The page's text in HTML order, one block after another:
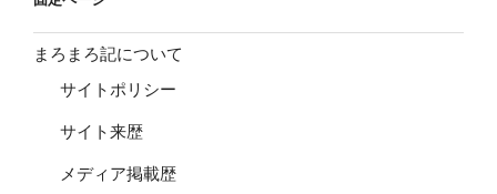
まろまろ記について
サイトポリシー
サイト来歴
メディア掲載歴